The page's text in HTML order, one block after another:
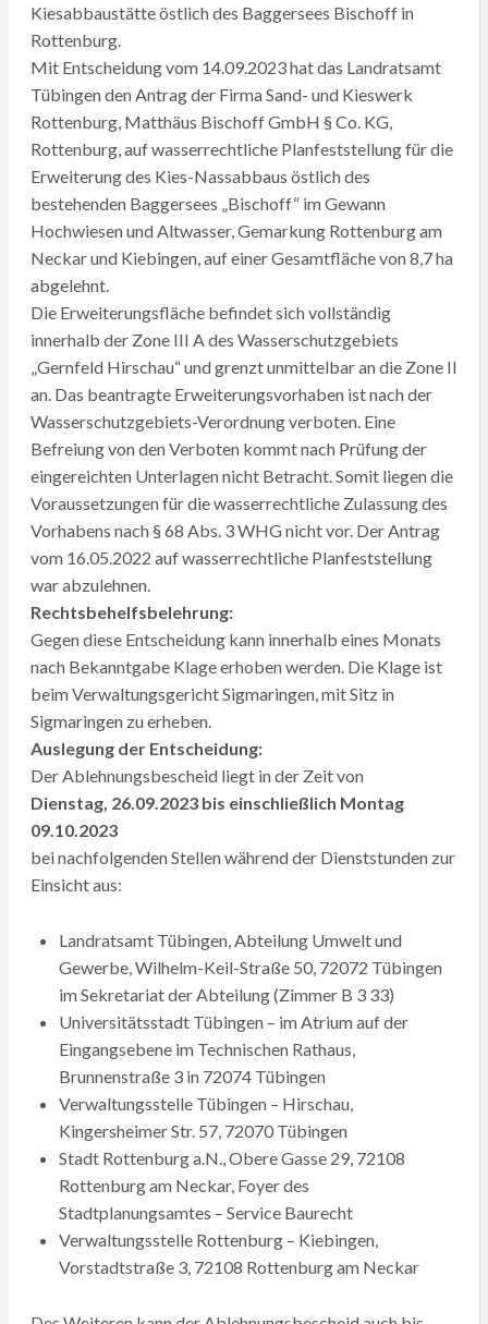
Kiesabbaustätte östlich des Baggersees Bischoff in
Rottenburg.
Mit Entscheidung vom 14.09.2023 hat das Landratsamt
Tübingen den Antrag der Firma Sand- und Kieswerk
Rottenburg, Matthäus Bischoff GmbH § Co. KG,
Rottenburg, auf wasserrechtliche Planfeststellung für die
Erweiterung des Kies-Nassabbaus östlich des
bestehenden Baggersees „Bischoff“ im Gewann
Hochwiesen und Altwasser, Gemarkung Rottenburg am
Neckar und Kiebingen, auf einer Gesamtfläche von 8,7 ha
abgelehnt.
Die Erweiterungsfläche befindet sich vollständig
innerhalb der Zone III A des Wasserschutzgebiets
„Gernfeld Hirschau“ und grenzt unmittelbar an die Zone II
an. Das beantragte Erweiterungsvorhaben ist nach der
Wasserschutzgebiets-Verordnung verboten. Eine
Befreiung von den Verboten kommt nach Prüfung der
eingereichten Unterlagen nicht Betracht. Somit liegen die
Voraussetzungen für die wasserrechtliche Zulassung des
Vorhabens nach § 68 Abs. 3 WHG nicht vor. Der Antrag
vom 16.05.2022 auf wasserrechtliche Planfeststellung
war abzulehnen.
Rechtsbehelfsbelehrung:
Gegen diese Entscheidung kann innerhalb eines Monats
nach Bekanntgabe Klage erhoben werden. Die Klage ist
beim Verwaltungsgericht Sigmaringen, mit Sitz in
Sigmaringen zu erheben.
Auslegung der Entscheidung:
Der Ablehnungsbescheid liegt in der Zeit von
Dienstag, 26.09.2023 bis einschließlich Montag
09.10.2023
bei nachfolgenden Stellen während der Dienststunden zur
Einsicht aus:
Landratsamt Tübingen, Abteilung Umwelt und
Gewerbe, Wilhelm-Keil-Straße 50, 72072 Tübingen
im Sekretariat der Abteilung (Zimmer B 3 33)
Universitätsstadt Tübingen – im Atrium auf der
Eingangsebene im Technischen Rathaus,
Brunnenstraße 3 in 72074 Tübingen
Verwaltungsstelle Tübingen – Hirschau,
Kingersheimer Str. 57, 72070 Tübingen
Stadt Rottenburg a.N., Obere Gasse 29, 72108
Rottenburg am Neckar, Foyer des
Stadtplanungsamtes – Service Baurecht
Verwaltungsstelle Rottenburg – Kiebingen,
Vorstadtstraße 3, 72108 Rottenburg am Neckar